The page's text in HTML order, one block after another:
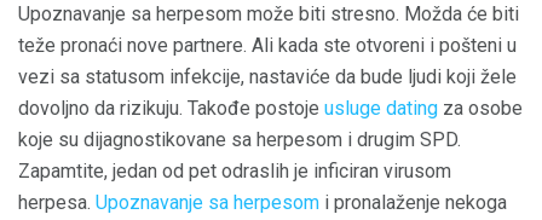
Upoznavanje sa herpesom može biti stresno. Možda će biti
teže pronaći nove partnere. Ali kada ste otvoreni i pošteni u
vezi sa statusom infekcije, nastaviće da bude ljudi koji žele
dovoljno da rizikuju. Takođe postoje usluge dating za osobe
koje su dijagnostikovane sa herpesom i drugim SPD.
Zapamtite, jedan od pet odraslih je inficiran virusom
herpesa. Upoznavanje sa herpesom i pronalaženje nekoga